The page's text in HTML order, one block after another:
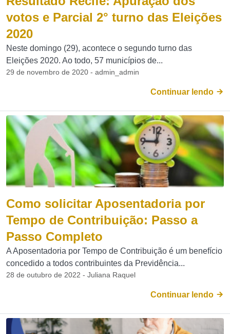
votos e Parcial 2° turno das Eleições
2020
Neste domingo (29), acontece o segundo turno das
Eleições 2020. Ao todo, 57 municípios de...
29 de novembro de 2020 - admin_admin
Continuar lendo
Como solicitar Aposentadoria por
Tempo de Contribuição: Passo a
Passo Completo
A Aposentadoria por Tempo de Contribuição é um benefício
concedido a todos contribuintes da Previdência...
28 de outubro de 2022 - Juliana Raquel
Continuar lendo